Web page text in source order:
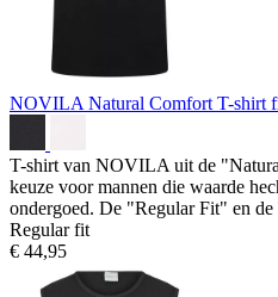
NOVILA Natural Comfort T-shirt
T-shirt van NOVILA uit de
keuze voor mannen die waarde
ondergoed. De "Regular Fit" en
Regular fit
€ 44,95